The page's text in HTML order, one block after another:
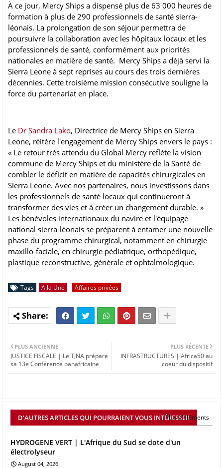
À ce jour, Mercy Ships a dispensé plus de 63 000 heures de
formation à plus de 290 professionnels de santé sierra-
léonais. La prolongation de son séjour permettra de
poursuivre la collaboration avec les hôpitaux locaux et les
professionnels de santé, conformément aux priorités
nationales en matière de santé. Mercy Ships a déjà servi la
Sierra Leone à sept reprises au cours des trois dernières
décennies. Cette troisième mission consécutive souligne la
force du partenariat en place.
Le Dr Sandra Lako, Directrice de Mercy Ships en Sierra
Leone, réitère l'engagement de Mercy Ships envers le pays :
« Le retour très attendu du Global Mercy reflète la vision
commune de Mercy Ships et du ministère de la Santé de
combler le déficit en matière de capacités chirurgicales en
Sierra Leone. Avec nos partenaires, nous investissons dans
les professionnels de santé locaux qui continueront à
transformer des vies et à créer un changement durable. »
Les bénévoles internationaux du navire et l'équipage
national sierra-léonais se préparent à entamer une nouvelle
phase du programme chirurgical, notamment en chirurgie
maxillo-faciale, en chirurgie pédiatrique, orthopédique,
plastique reconstructive, générale et ophtalmologique.
Tags A la Une Affaires privées
PLUS RÉCENTE
INFRASTRUCTURES | Africa50 au
coeur du dispositif
PLUS ANCIENNE
JUSTICE FISCALE | Le TJNA prépare
sa 13e Conférence panafricaine
D'AUTRES ARTICLES QUI POURRAIENT VOUS INTÉRESSER
Plus d'éléments
HYDROGENE VERT | L'Afrique du Sud se dote d'un
électrolyseur
August 04, 2026